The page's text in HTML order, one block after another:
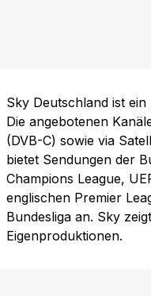
Sky Deutschland ist
Die angebotenen
(DVB-C) sowie via
bietet Sendungen der
Champions League,
englischen Premier
Bundesliga an. Sky
Eigenproduktionen.